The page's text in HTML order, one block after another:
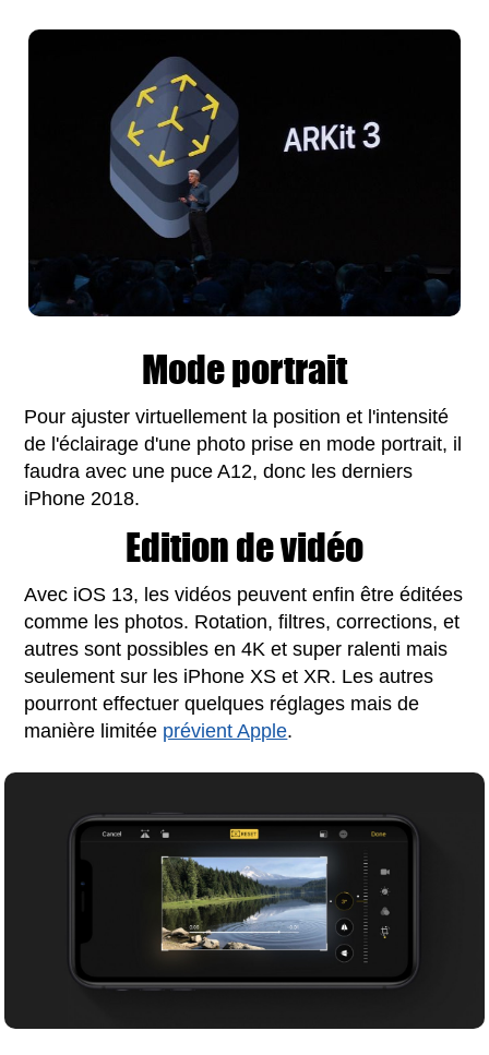
Mode portrait
Pour ajuster virtuellement la position et l'intensité
de l'éclairage d'une photo prise en mode portrait, il
faudra avec une puce A12, donc les derniers
iPhone 2018.
Edition de vidéo
Avec iOS 13, les vidéos peuvent enfin être éditées
comme les photos. Rotation, filtres, corrections, et
autres sont possibles en 4K et super ralenti mais
seulement sur les iPhone XS et XR. Les autres
pourront effectuer quelques réglages mais de
manière limitée prévient Apple.